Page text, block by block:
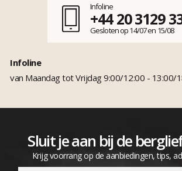
Infoline
+44 20 3129
Gesloten op 14/07 en 15/08
Infoline
van Maandag tot Vrijdag 9:00/12:00 - 13:00/
Sluit je aan bij de
Krijg voorrang op de aanbiedingen, tips,